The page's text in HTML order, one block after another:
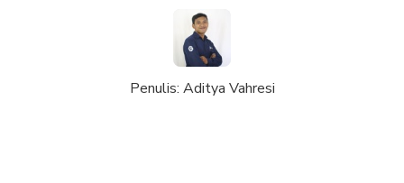
Penulis: Aditya Vahresi